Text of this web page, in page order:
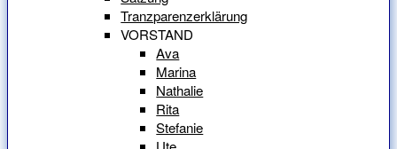
Tranzparenzerklärung
VORSTAND
Ava
Marina
Nathalie
Rita
Stefanie